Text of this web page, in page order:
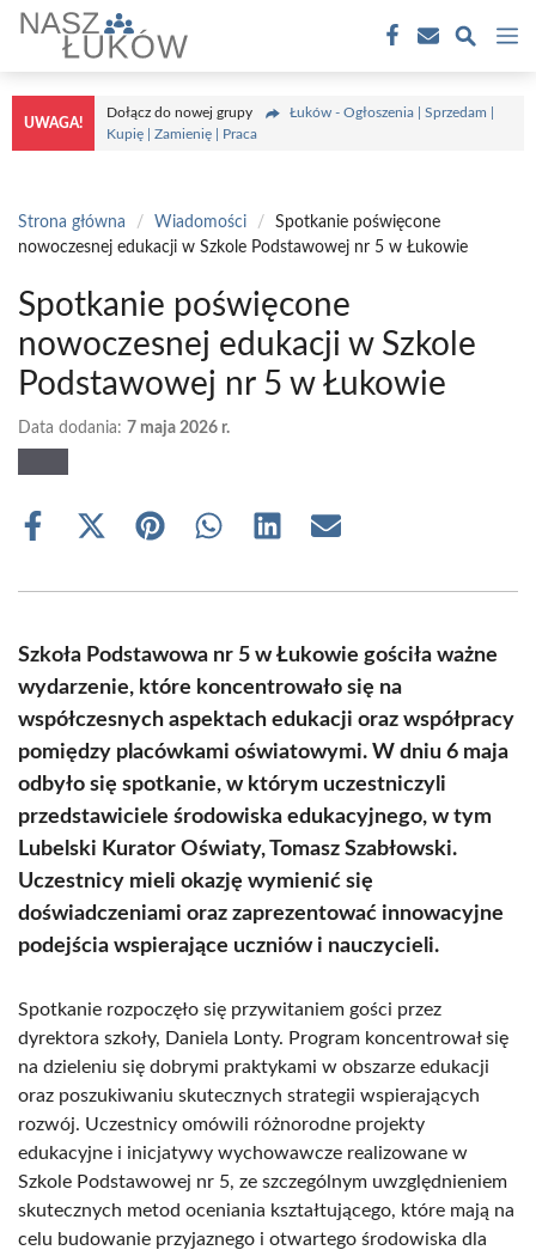
Przejdź
treści
UWAGA!
Dołącz do nowej grupy
Łuków - Ogłoszenia | Sprzedam |
Kupię | Zamienię | Praca
Strona główna / Wiadomości /
Spotkanie poświęcone
nowoczesnej edukacji w Szkole Podstawowej nr 5 w Łukowie
Spotkanie poświęcone
nowoczesnej edukacji w Szkole
Podstawowej nr 5 w Łukowie
Data dodania: 7 maja 2026 r.
Share
Share
(Twitter)
Share Share Share Share
Szkoła Podstawowa nr 5 w Łukowie gościła ważne
wydarzenie, które koncentrowało się na
współczesnych aspektach edukacji oraz współpracy
pomiędzy placówkami oświatowymi. W dniu 6 maja
odbyło się spotkanie, w którym uczestniczyli
przedstawiciele środowiska edukacyjnego, w tym
Lubelski Kurator Oświaty, Tomasz Szabłowski.
Uczestnicy mieli okazję wymienić się
doświadczeniami oraz zaprezentować innowacyjne
podejścia wspierające uczniów i nauczycieli.
Spotkanie rozpoczęło się przywitaniem gości przez
dyrektora szkoły, Daniela Lonty. Program koncentrował się
na dzieleniu się dobrymi praktykami w obszarze edukacji
oraz poszukiwaniu skutecznych strategii wspierających
rozwój. Uczestnicy omówili różnorodne projekty
edukacyjne i inicjatywy wychowawcze realizowane w
Szkole Podstawowej nr 5, ze szczególnym uwzględnieniem
skutecznych metod oceniania kształtującego, które mają na
celu budowanie przyjaznego i otwartego środowiska dla